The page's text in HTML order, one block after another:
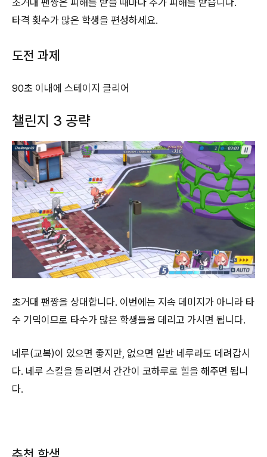
타격 횟수가 많은 학생을 편성하세요.
도전 과제
90초 이내에 스테이지 클리어
챌린지 3 공략
초거대 팬쨩을 상대합니다. 이번에는 지속 데미지가 아니라 타
수 기믹이므로 타수가 많은 학생들을 데리고 가시면 됩니다.
네루(교복)이 있으면 좋지만, 없으면 일반 네루라도 데려갑시
다. 네루 스킬을 돌리면서 간간이 코하루로 힐을 해주면 됩니
다.